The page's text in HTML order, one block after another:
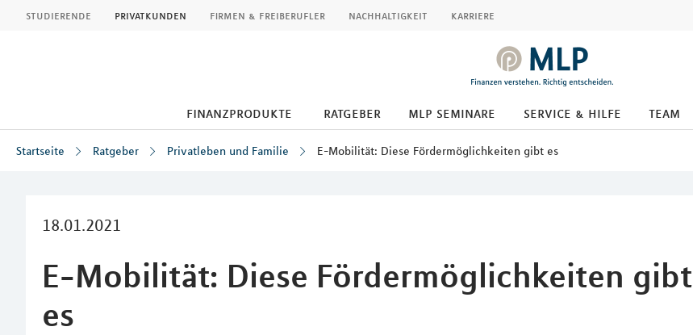
studierende privatkunden firmen & freiberufler nachhaltigkeit karriere
finanzprodukte ratgeber mlp seminare service & hilfe team
Startseite Ratgeber Privatleben und Familie E-Mobilität: Diese Fördermöglichkeiten gibt es
18.01.2021
E-Mobilität: Diese Fördermöglichkeiten gibt
es